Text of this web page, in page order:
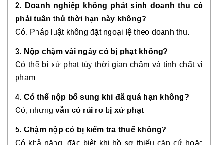
2. Doanh nghiệp không phát sinh doanh thu có
phải tuân thủ thời hạn này không?
Có. Pháp luật không đặt ngoại lệ theo doanh thu.
3. Nộp chậm vài ngày có bị phạt không?
Có thể bị xử phạt tùy thời gian chậm và tính chất vi
phạm.
4. Có thể nộp bổ sung khi đã quá hạn không?
Có, nhưng vẫn có rủi ro bị xử phạt.
5. Chậm nộp có bị kiểm tra thuế không?
Có khả năng, đặc biệt khi hồ sơ thiếu căn cứ hoặc